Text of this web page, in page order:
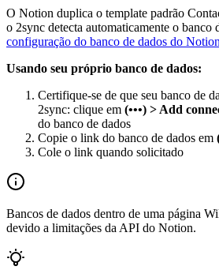
O Notion duplica o template padrão
o 2sync detecta automaticamente o banco
configuração do banco de dados do Notion
Usando seu próprio banco de dados:
Certifique-se de que seu banco de
2sync: clique em (•••) > Add
do banco de dados
Copie o link do banco de dados em
Cole o link quando solicitado
Bancos de dados dentro de uma página
devido a limitações da API do Notion.